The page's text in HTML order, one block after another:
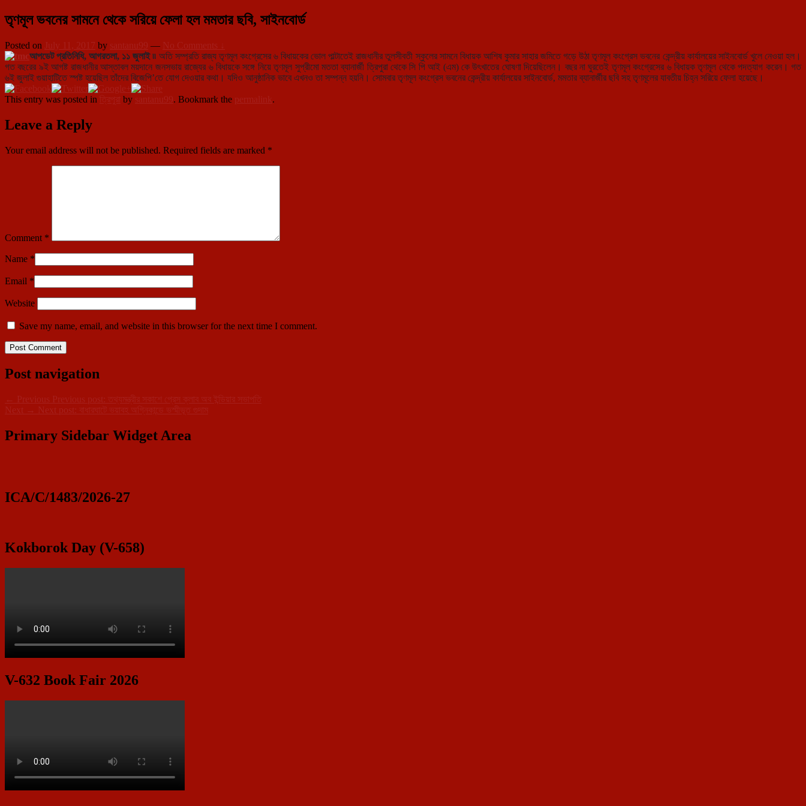
তৃণমূল ভবনের সামনে থেকে সরিয়ে ফেলা হল মমতার ছবি, সাইনবোর্ড
Posted on July 11, 2017 by santanu99 — No Comments ↓
আপডেট প্রতিনিধি, আগরতলা, ১১ জুলাই ৷৷ অতি সম্প্রতি রাজ্য তৃণমূল কংগ্রেসের ৬ বিধায়কের ভোল পাল্টাতেই রাজধানীর তুলসীবতী স্কুলের সামনে বিধায়ক আশিষ কুমার সাহার জমিতে গড়ে উঠা তৃণমূল কংগ্রেস ভবনের কেন্দ্রীয় কার্যালয়ের সাইনবোর্ড খুলে নেওয়া হল।
গত বছরের ৯ই আগষ্ট রাজধানীর আস্তাবল ময়দানে জনসভায় রাজ্যের ৬ বিধায়কে সঙ্গে নিয়ে তৃণমূল সুপ্রীমো মততা ব্যানার্জী ত্রিপুরা থেকে সি পি আই (এম) কে উৎখাতের ঘোষণা দিয়েছিলেন। বছর না ঘুরতেই তৃণমূল কংগ্রেসের ৬ বিধায়ক তৃণমূল থেকে পদত্যাগ করেন। গত
৬ই জুলাই গুয়াহাটিতে স্পষ্ট হয়েছিল তাঁদের বিজেপি’তে যোগ দেওয়ার কথা। যদিও আনুষ্ঠানিক ভাবে এখনও তা সম্পন্ন হয়নি। সোমবার তৃণমূল কংগ্রেস ভবনের কেন্দ্রীয় কার্যালয়ের সাইনবোর্ড, মমতার ব্যানার্জীর ছবি সহ তৃণমূলের যাবতীয় চিহ্ন সরিয়ে ফেলা হয়েছে।
This entry was posted in ত্রিপুরা by santanu99. Bookmark the permalink.
Leave a Reply
Your email address will not be published. Required fields are marked *
Comment *
Name *
Email *
Website
Save my name, email, and website in this browser for the next time I comment.
Post navigation
← Previous Previous post:
তথ্যমন্ত্রীর সকাশে প্রেস ক্লাব অব ইন্ডিয়ার সভাপতি
Next → Next post: বাধারঘাটে ভয়াবহ অগ্নিকান্ডে ভস্মীভূত গুদাম
Primary Sidebar Widget Area
ICA/C/1483/2026-27
Kokborok Day (V-658)
V-632 Book Fair 2026